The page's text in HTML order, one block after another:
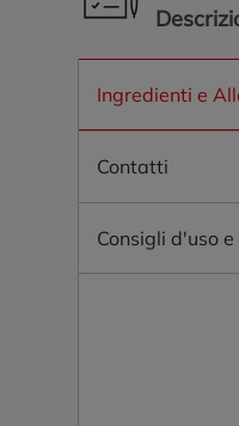
Ingredienti e
Contatti
Consigli d'uso